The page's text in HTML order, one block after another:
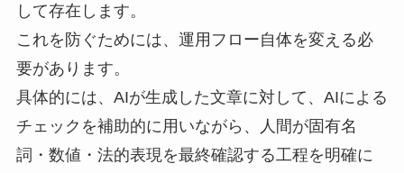
して存在します。
これを防ぐためには、運用フロー自体を変える必
要があります。
具体的には、AIが生成した文章に対して、AIによる
チェックを補助的に用いながら、人間が固有名
詞・数値・法的表現を最終確認する工程を明確に